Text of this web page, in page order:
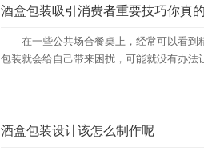
酒盒包装吸引消费者重要技巧你真
在一些公共场合餐桌上，经常可以看到
包装就会给自己带来困扰，可能就没有办
酒盒包装设计该怎么制作呢